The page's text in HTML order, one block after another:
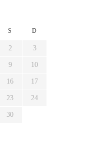
S D
2 3
9 10
16 17
23 24
30